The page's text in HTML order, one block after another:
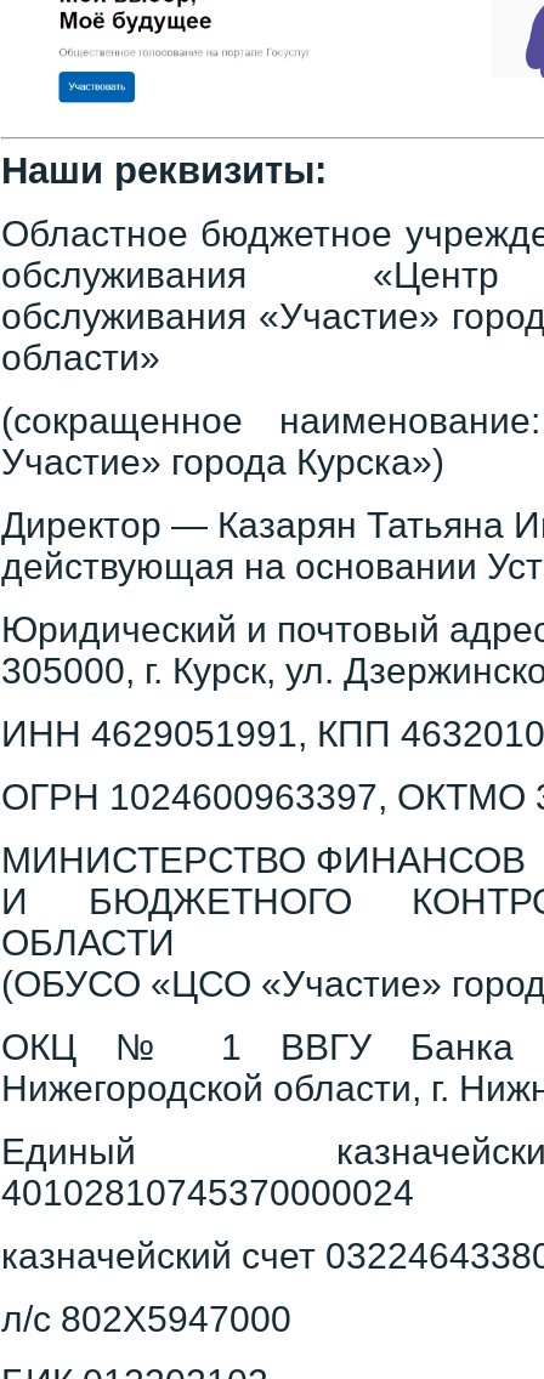
Наши реквизиты:
Областное бюджетное
обслуживания «Центр
обслуживания «Участие»
области»
(сокращенное
Участие» города Курска»)
Директор — Казарян Татьяна
действующая на основании
Юридический и почтовый
305000, г. Курск, ул.
ИНН 4629051991, КПП
ОГРН 1024600963397, ОКТМО
МИНИСТЕРСТВО ФИНАНСОВ
И БЮДЖЕТНОГО
ОБЛАСТИ
(ОБУСО «ЦСО «Участие»
ОКЦ № 1 ВВГУ Банка
Нижегородской области, г.
Единый
40102810745370000024
казначейский счет
л/с 802X5947000